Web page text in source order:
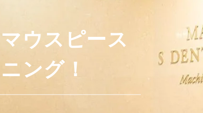
ウスピース
ング！